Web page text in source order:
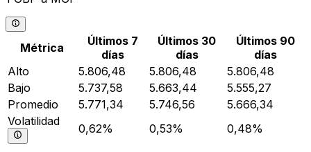
Métrica
Últimos 7
días
Últimos 30
días
Últimos 90
días
Alto
5.806,48 5.806,48
5.806,48
Bajo
5.737,58 5.663,44
5.555,27
Promedio
5.771,34 5.746,56
5.666,34
Volatilidad
0,62% 0,53% 0,48%